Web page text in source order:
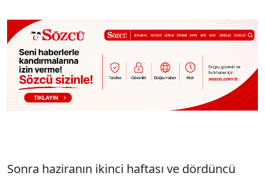
Sonra haziranın ikinci haftası ve dördüncü